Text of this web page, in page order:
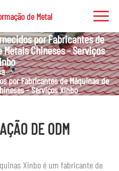
de Metal
por Fabricantes de
Metais Chineses - Serviços
por Fabricantes de Máquinas de
- Serviços Xinbo
DE ODM
Xinbo é um fabricante de